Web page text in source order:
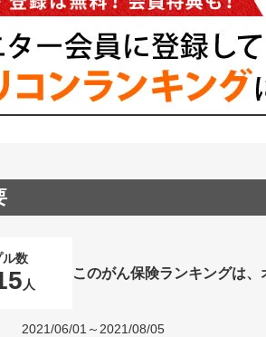
ル数
人
このがん保険ランキングは、
2021/06/01～2021/08/05